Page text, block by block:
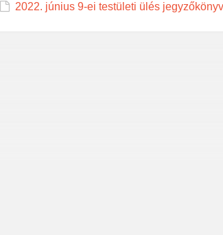
2022. június 9-ei testületi ülés